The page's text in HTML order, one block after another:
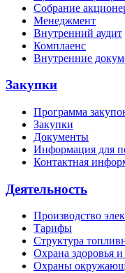
Собрание
Менеджмент
Внутренний аудит
Комплаенс
Внутренние
Закупки
Программа
Закупки
Документы
Информация для
Контактная
Деятельность
Производство
Тарифы
Структура
Охрана здоровья и
Охраны